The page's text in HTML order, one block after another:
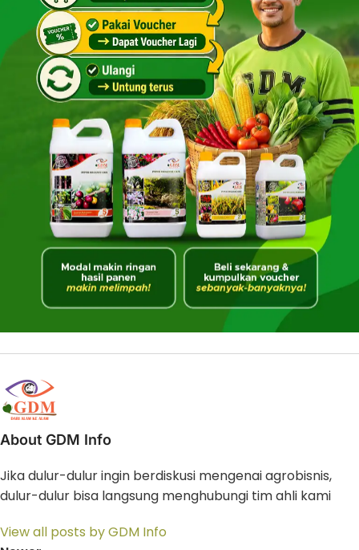
About GDM Info
Jika dulur-dulur ingin berdiskusi mengenai agrobisnis,
dulur-dulur bisa langsung menghubungi tim ahli kami
View all posts by GDM Info